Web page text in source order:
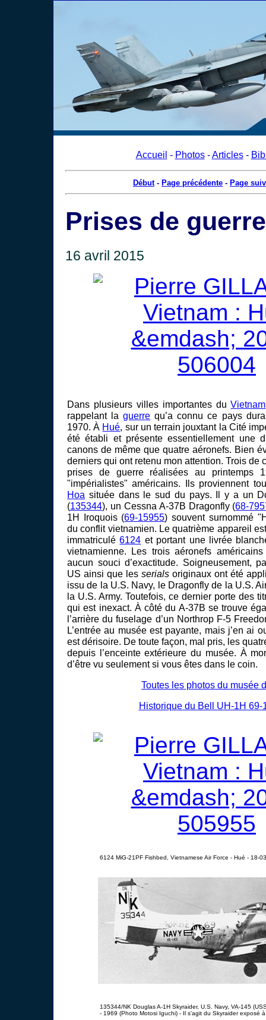
Accueil - Photos-Articles-
Début- Page précédente - Page
Prises de
16 avril 2015
Dans plusieurs villes importantes duVietnam
rappelant laguerre qu’a connu ce pays
1970. À Hué, sur un terrain jouxtant la Cité
été établi et présente essentiellement une
canons de même que quatre aéronefs. Bien
derniers qui ont retenu mon attention. Trois de
prises de guerre réalisées au printemps
"impérialistes" américains. Ils proviennent
Hoa située dans le sud du pays. Il y a un
(135344), un Cessna A-37B Dragonfly (68-
1H Iroquois (69-15955) souvent surnommé
du conflit vietnamien. Le quatrième appareil
immatriculé6124 et portant une livrée
vietnamienne. Les trois aéronefs
aucun souci d’exactitude. Soigneusement,
US ainsi que les serials originaux ont été
issu de la U.S. Navy, le Dragonfly de la U.S.
la U.S. Army. Toutefois, ce dernier porte des
qui est inexact. À côté du A-37B se trouve
l’arrière du fuselage d’un Northrop F-5
L’entrée au musée est payante, mais j’en ai
est dérisoire. De toute façon, mal pris, les
depuis l’enceinte extérieure du musée. À
d’être vu seulement si vous êtes dans le coin.
Toutes les photos du musée
Historique du Bell UH-1H 69-
6124 MiG-21PF Fishbed, Vietnamese Air Force - Hué - 18-
135344/NK Douglas A-1H Skyraider, U.S. Navy, VA-145
- 1969 (Photo Motosi Iguchi) - Il s'agit du Skyraider exposé